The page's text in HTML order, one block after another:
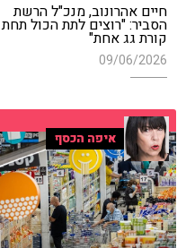
חיים אהרונוב, מנכ"ל הרשת
הסביר: "רוצים לתת הכול תחת
קורת גג אחת"
09/06/2026
איפה הכסף